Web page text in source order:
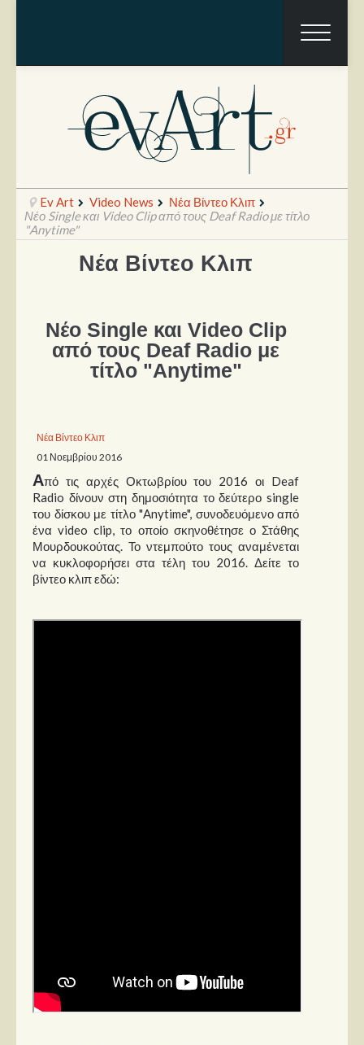
Ραπόρτο
Θέατρο
Συνεντεύξεις
Δίσκοι
Σειρές
Ταινίες
Βιβλία
Video News
Καλλιτέχνες
Ev Art Video News
Νέα Βίντεο Κλιπ
Νέο Single και Video Clip από τους Deaf Radio με τίτλο
"Anytime"
Νέα Βίντεο Κλιπ
Νέο Single και Video Clip
από τους Deaf Radio με
τίτλο "Anytime"
Νέα Βίντεο Κλιπ
01 Νοεμβρίου 2016
Από τις αρχές Οκτωβρίου του 2016 οι Deaf
Radio δίνουν στη δημοσιότητα το δεύτερο single
του δίσκου με τίτλο "Anytime", συνοδευόμενο από
ένα video clip, το οποίο σκηνοθέτησε ο Στάθης
Μουρδουκούτας. Το ντεμπούτο τους αναμένεται
να κυκλοφορήσει στα τέλη του 2016. Δείτε το
βίντεο κλιπ εδώ: